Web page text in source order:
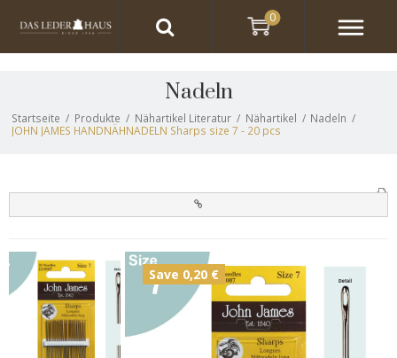
Nadeln
Startseite / Produkte / Nähartikel Literatur / Nähartikel / Nadeln /
JOHN JAMES HANDNÄHNADELN Sharps size 7 - 20 pcs
Save 0,20 €
0